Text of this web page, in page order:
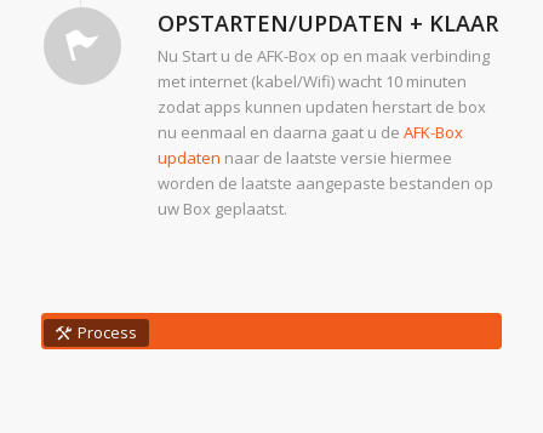
OPSTARTEN/UPDATEN + KLAAR
Nu Start u de AFK-Box op en maak verbinding
met internet (kabel/Wifi) wacht 10 minuten
zodat apps kunnen updaten herstart de box
nu eenmaal en daarna gaat u de AFK-Box
updaten naar de laatste versie hiermee
worden de laatste aangepaste bestanden op
uw Box geplaatst.
Process